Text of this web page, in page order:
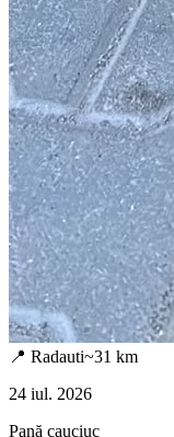
📍 Radauti~31 km
24 iul. 2026
Pană cauciuc